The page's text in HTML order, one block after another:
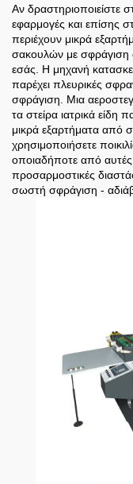
Αν δραστηριοποιείστε
εφαρμογές και επίσης
περιέχουν μικρά
σακουλών με σφράγιση
εσάς. Η μηχανή
παρέχει πλευρικές
σφράγιση. Μια
τα στείρα ιατρικά είδη
μικρά εξαρτήματα από
χρησιμοποιήσετε
οποιαδήποτε από
προσαρμοστικές
σωστή σφράγιση -